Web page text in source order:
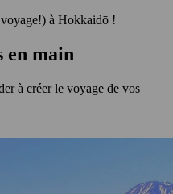
à Hokkaidō !
en main
à créer le voyage de vos